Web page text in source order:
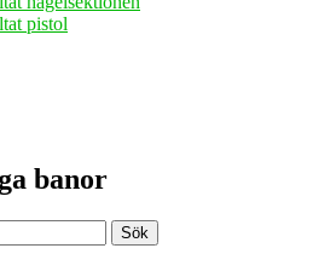
pistol
banor
Sök